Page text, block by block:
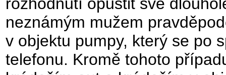
neznámým mužem
v objektu pumpy, který se po
telefonu. Kromě tohoto